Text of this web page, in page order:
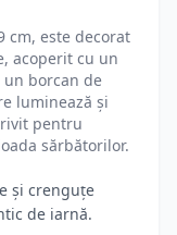
cm, este decorat
acoperit cu un
borcan de
luminează și
pentru
sărbătorilor.
și crenguțe
de iarnă.